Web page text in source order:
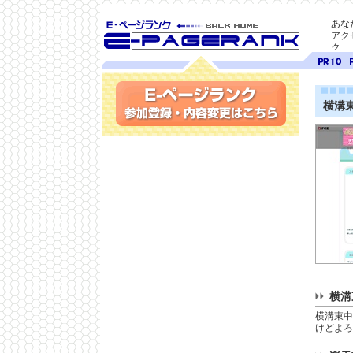
SEO対策に E-ページ
ランク
あな
アク
ク」
ランク
10
9
横溝
横
横溝東
けどよ
参加登録(無料)・内容変更